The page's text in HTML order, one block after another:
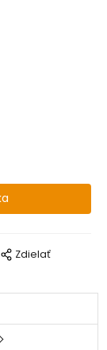
Zdielať